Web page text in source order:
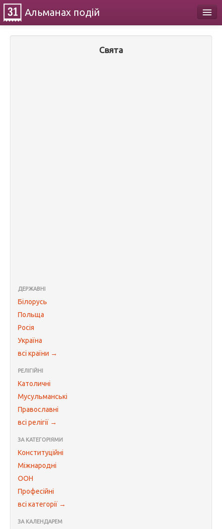
Альманах подій
Свята
ДЕРЖАВНІ
Білорусь
Польща
Росія
Україна
всі країни →
РЕЛІГІЙНІ
Католичні
Мусульманські
Православні
всі релігії →
ЗА КАТЕГОРІЯМИ
Конституційні
Міжнародні
ООН
Професійні
всі категорії →
ЗА КАЛЕНДАРЕМ